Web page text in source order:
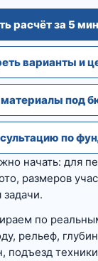
расчёт за 5
варианты и
под
по
начать: для
размеров
задачи.
по
рельеф,
подъезд